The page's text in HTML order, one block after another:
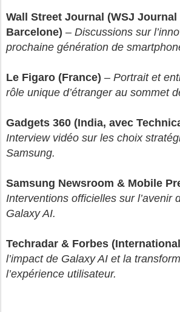
Wall Street Journal (WSJ Journal
Barcelone) – Discussions sur
prochaine génération de
Le Figaro (France) – Portrait et
rôle unique d’étranger au sommet
Gadgets 360 (India, avec
Interview vidéo sur les choix
Samsung.
Samsung Newsroom & Mobile
Interventions officielles sur l’avenir
Galaxy AI.
Techradar & Forbes
l’impact de Galaxy AI et la
l’expérience utilisateur.